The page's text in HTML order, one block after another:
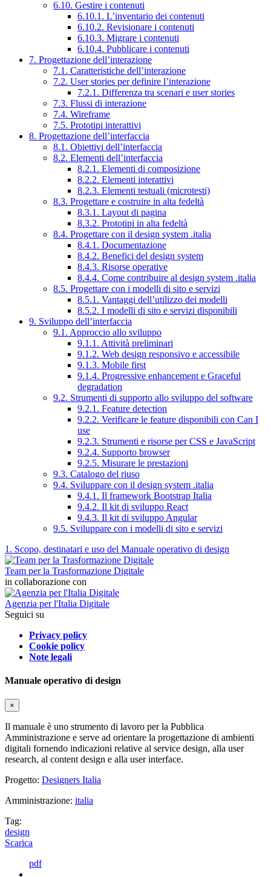
6.10. Gestire i contenuti
6.10.1. L’inventario dei contenuti
6.10.2. Revisionare i contenuti
6.10.3. Migrare i contenuti
6.10.4. Pubblicare i contenuti
7. Progettazione dell’interazione
7.1. Caratteristiche dell’interazione
7.2. User stories per definire l’interazione
7.2.1. Differenza tra scenari e user stories
7.3. Flussi di interazione
7.4. Wireframe
7.5. Prototipi interattivi
8. Progettazione dell’interfaccia
8.1. Obiettivi dell’interfaccia
8.2. Elementi dell’interfaccia
8.2.1. Elementi di composizione
8.2.2. Elementi interattivi
8.2.3. Elementi testuali (microtesti)
8.3. Progettare e costruire in alta fedeltà
8.3.1. Layout di pagina
8.3.2. Prototipi in alta fedeltà
8.4. Progettare con il design system .italia
8.4.1. Documentazione
8.4.2. Benefici del design system
8.4.3. Risorse operative
8.4.4. Come contribuire al design system .italia
8.5. Progettare con i modelli di sito e servizi
8.5.1. Vantaggi dell’utilizzo dei modelli
8.5.2. I modelli di sito e servizi disponibili
9. Sviluppo dell’interfaccia
9.1. Approccio allo sviluppo
9.1.1. Attività preliminari
9.1.2. Web design responsivo e accessibile
9.1.3. Mobile first
9.1.4. Progressive enhancement e Graceful
degradation
9.2. Strumenti di supporto allo sviluppo del software
9.2.1. Feature detection
9.2.2. Verificare le feature disponibili con Can I
use
9.2.3. Strumenti e risorse per CSS e JavaScript
9.2.4. Supporto browser
9.2.5. Misurare le prestazioni
9.3. Catalogo del riuso
9.4. Sviluppare con il design system .italia
9.4.1. Il framework Bootstrap Italia
9.4.2. Il kit di sviluppo React
9.4.3. Il kit di sviluppo Angular
9.5. Sviluppare con i modelli di sito e servizi
1. Scopo, destinatari e uso del Manuale operativo di design
Team per la Trasformazione Digitale
in collaborazione con
Agenzia per l'Italia Digitale
Seguici su
Privacy policy
Cookie policy
Note legali
Manuale operativo di design
×
Il manuale è uno strumento di lavoro per la Pubblica
Amministrazione e serve ad orientare la progettazione di ambienti
digitali fornendo indicazioni relative al service design, alla user
research, al content design e alla user interface.
Progetto: Designers Italia
Amministrazione: italia
Tag:
design
Scarica
pdf